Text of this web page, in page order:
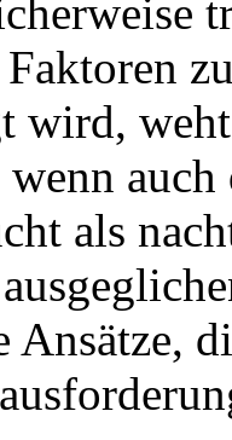
Faktoren
wird,
wenn
als
Ansätze,